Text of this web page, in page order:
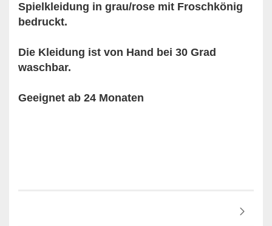
Spielkleidung in grau/rose mit Froschkönig
bedruckt.
Die Kleidung ist von Hand bei 30 Grad
waschbar.
Geeignet ab 24 Monaten